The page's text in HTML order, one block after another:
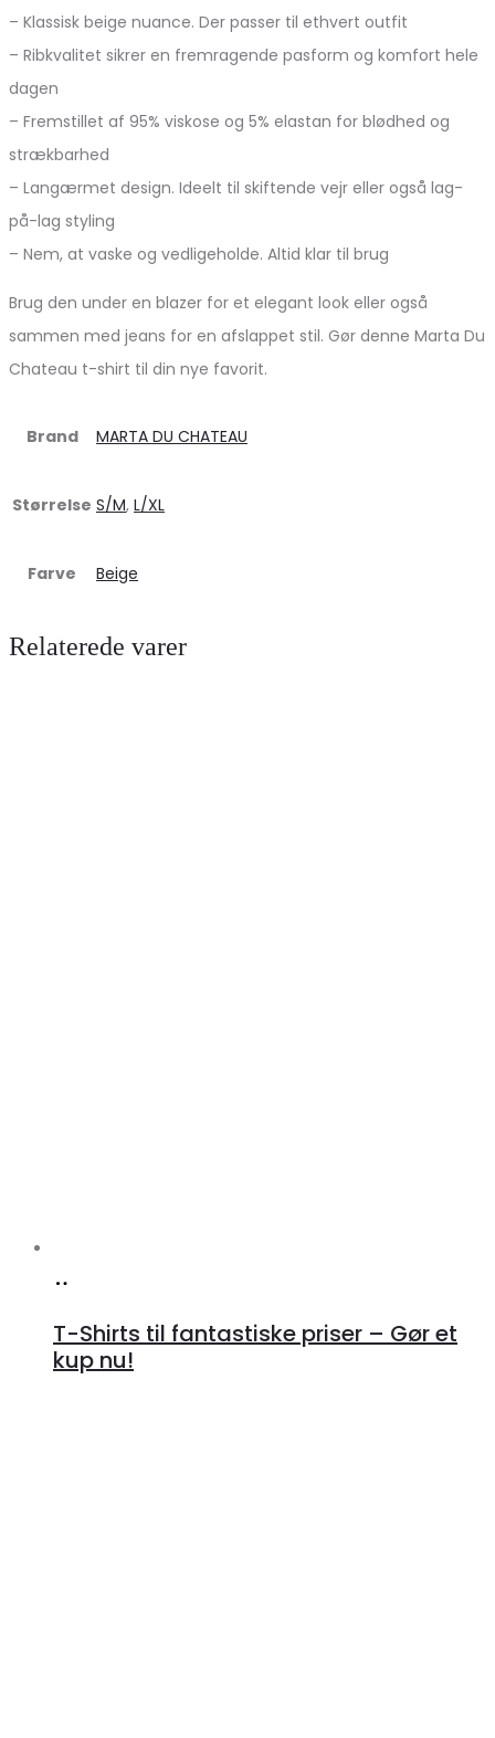
– Klassisk beige nuance. Der passer til ethvert outfit
– Ribkvalitet sikrer en fremragende pasform og komfort hele
dagen
– Fremstillet af 95% viskose og 5% elastan for blødhed og
strækbarhed
– Langærmet design. Ideelt til skiftende vejr eller også lag-
på-lag styling
– Nem, at vaske og vedligeholde. Altid klar til brug
Brug den under en blazer for et elegant look eller også
sammen med jeans for en afslappet stil. Gør denne Marta Du
Chateau t-shirt til din nye favorit.
Brand MARTA DU CHATEAU
Størrelse S/M, L/XL
Farve Beige
Relaterede varer
T-Shirts til fantastiske priser – Gør et
kup nu!